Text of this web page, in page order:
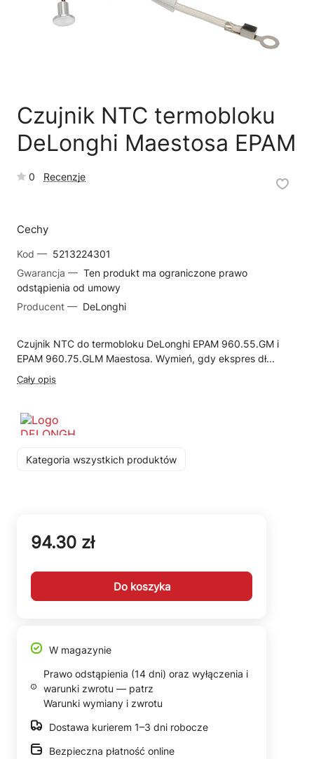
Czujnik NTC termobloku
DeLonghi Maestosa EPAM
0 Recenzje
Cechy
Kod — 5213224301
Gwarancja — Ten produkt ma ograniczone prawo
odstąpienia od umowy
Producent — DeLonghi
Czujnik NTC do termobloku DeLonghi EPAM 960.55.GM i
EPAM 960.75.GLM Maestosa. Wymień, gdy ekspres dł...
Cały opis
Kategoria wszystkich produktów
94.30 zł
Do koszyka
W magazynie
Prawo odstąpienia (14 dni) oraz wyłączenia i
warunki zwrotu — patrz
Warunki wymiany i zwrotu
Dostawa kurierem 1–3 dni robocze
Bezpieczna płatność online
🗹Reklamacja naprawy Reklamacja towaru